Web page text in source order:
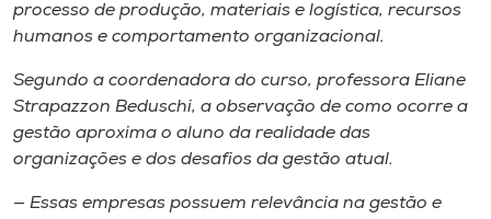
processo de produção, materiais e logística, recursos
humanos e comportamento organizacional.
Segundo a coordenadora do curso, professora Eliane
Strapazzon Beduschi, a observação de como ocorre a
gestão aproxima o aluno da realidade das
organizações e dos desafios da gestão atual.
— Essas empresas possuem relevância na gestão e